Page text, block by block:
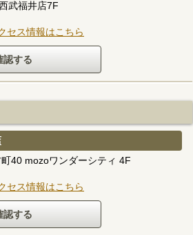
武福井店7F
セス情報はこちら
40 mozoワンダーシティ 4F
セス情報はこちら